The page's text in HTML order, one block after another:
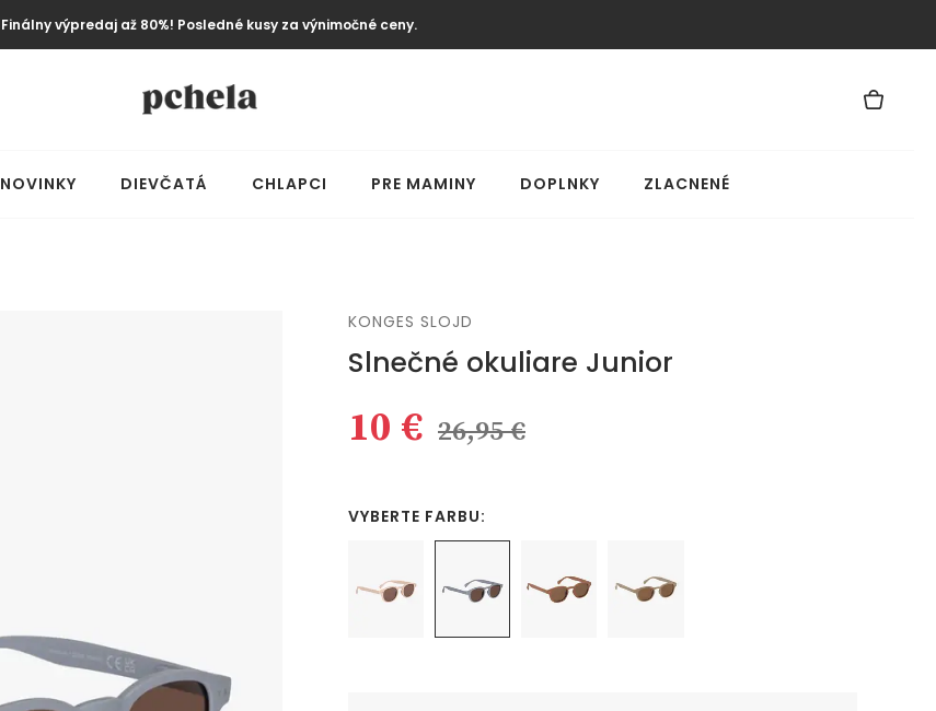
Finálny výpredaj až 80%! Posledné kusy za výnimočné ceny.
NOVINKY DIEVČATÁ CHLAPCI PRE MAMINY DOPLNKY ZLACNENÉ
KONGES SLOJD
Slnečné okuliare Junior
10 € 26,95 €
VYBERTE FARBU: